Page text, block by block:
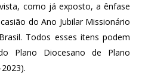
como já exposto, a ênfase
do Ano Jubilar Missionário
Todos esses itens podem
Plano Diocesano de Plano